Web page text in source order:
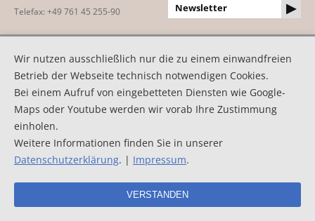
Telefax: +49 761 45 255-90
Newsletter
AGB
Impressum Datenschutz
Wir nutzen ausschließlich nur die zu einem einwandfreien
Betrieb der Webseite technisch notwendigen Cookies.
Bei einem Aufruf von eingebetteten Diensten wie Google-
Maps oder Youtube werden wir vorab Ihre Zustimmung
einholen.
Weitere Informationen finden Sie in unserer
Datenschutzerklärung. | Impressum.
VERSTANDEN